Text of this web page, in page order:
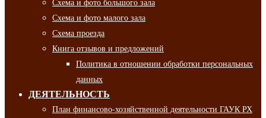
Схема и фото большого зала
Схема и фото малого зала
Схема проезда
Книга отзывов и предложений
Политика в отношении обработки персональных
данных
ДЕЯТЕЛЬНОСТЬ
План финансово-хозяйственной деятельности ГАУК РХ